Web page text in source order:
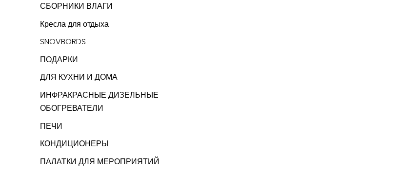
СБОРНИКИ ВЛАГИ
Кресла для отдыха
SNOVBORDS
ПОДАРКИ
ДЛЯ КУХНИ И ДОМА
ИНФРАКРАСНЫЕ ДИЗЕЛЬНЫЕ
ОБОГРЕВАТЕЛИ
ПЕЧИ
КОНДИЦИОНЕРЫ
ПАЛАТКИ ДЛЯ МЕРОПРИЯТИЙ